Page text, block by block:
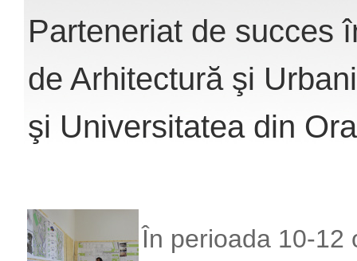
Parteneriat de succes
de Arhitectură şi
şi Universitatea din
În perioada 10-12